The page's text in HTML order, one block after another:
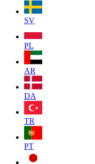
SV
PL
AR
DA
TR
PT